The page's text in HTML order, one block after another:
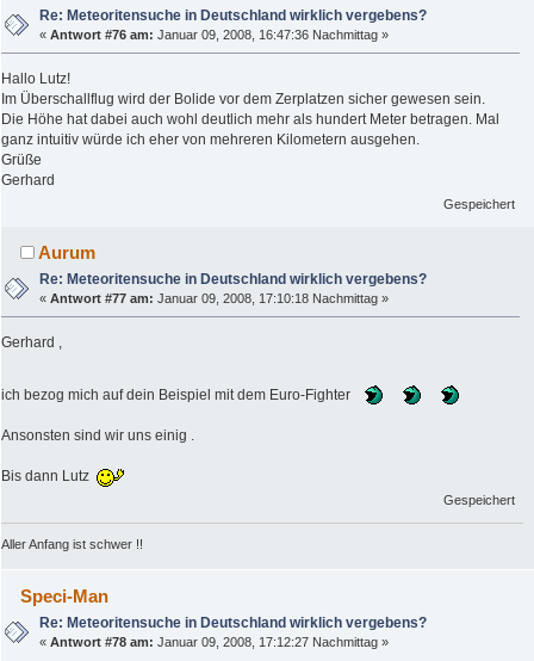
Re: Meteoritensuche in Deutschland wirklich vergebens?
«Antwort #76 am: Januar 09, 2008, 16:47:36 Nachmittag »
Hallo Lutz!
Im Überschallflug wird der Bolide vor dem Zerplatzen sicher gewesen sein.
Die Höhe hat dabei auch wohl deutlich mehr als hundert Meter betragen. Mal
ganz intuitiv würde ich eher von mehreren Kilometern ausgehen.
Grüße
Gerhard
Gespeichert
Aurum
Re: Meteoritensuche in Deutschland wirklich vergebens?
«Antwort #77 am: Januar 09, 2008, 17:10:18 Nachmittag »
Gerhard ,
ich bezog mich auf dein Beispiel mit dem Euro-Fighter
Ansonsten sind wir uns einig .
Bis dann Lutz
Gespeichert
Aller Anfang ist schwer !!
Speci-Man
Re: Meteoritensuche in Deutschland wirklich vergebens?
«Antwort #78 am: Januar 09, 2008, 17:12:27 Nachmittag »